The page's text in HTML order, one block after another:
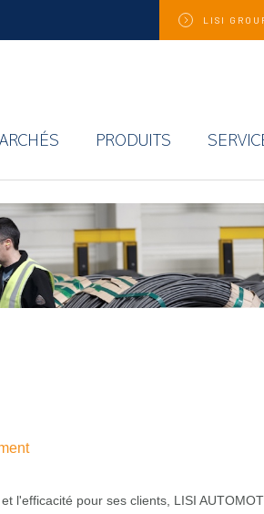
LISI
PRODUITS
l'efficacité pour ses clients, LISI